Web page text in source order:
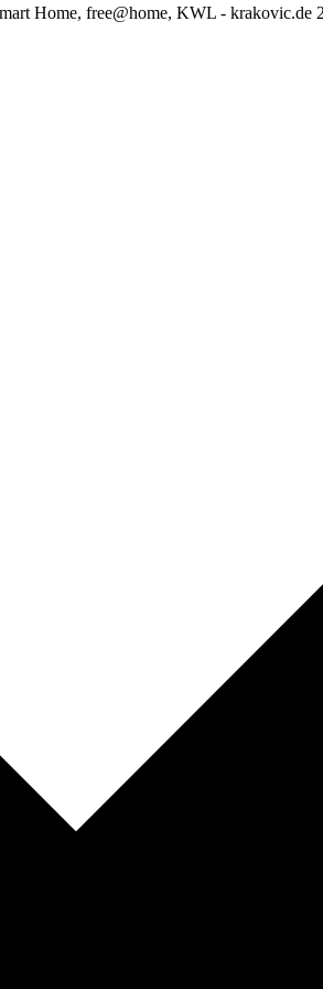
Home, free@home, KWL - krakovic.de